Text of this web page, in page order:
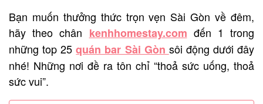
Bạn muốn thưởng thức trọn vẹn Sài Gòn về đêm,
hãy theo chân kenhhomestay.com đến 1 trong
những top 25quán bar Sài Gòn sôi động dưới đây
nhé! Những nơi đề ra tôn chỉ “thoả sức uống, thoả
sức vui”.